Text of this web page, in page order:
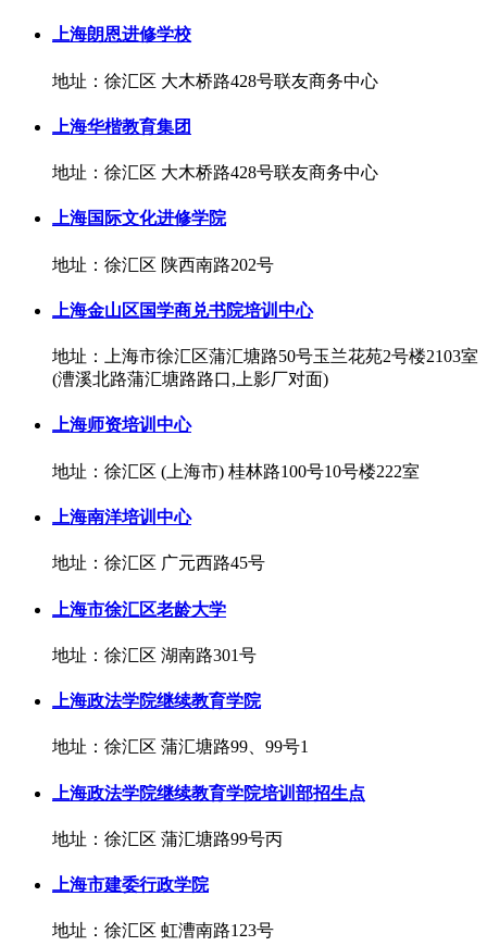
上海朗恩进修学校
地址：徐汇区 大木桥路428号联友商务中心
上海华楷教育集团
地址：徐汇区 大木桥路428号联友商务中心
上海国际文化进修学院
地址：徐汇区 陕西南路202号
上海金山区国学商兑书院培训中心
地址：上海市徐汇区蒲汇塘路50号玉兰花苑2号楼2103室
(漕溪北路蒲汇塘路路口,上影厂对面)
上海师资培训中心
地址：徐汇区 (上海市) 桂林路100号10号楼222室
上海南洋培训中心
地址：徐汇区 广元西路45号
上海市徐汇区老龄大学
地址：徐汇区 湖南路301号
上海政法学院继续教育学院
地址：徐汇区 蒲汇塘路99、99号1
上海政法学院继续教育学院培训部招生点
地址：徐汇区 蒲汇塘路99号丙
上海市建委行政学院
地址：徐汇区 虹漕南路123号